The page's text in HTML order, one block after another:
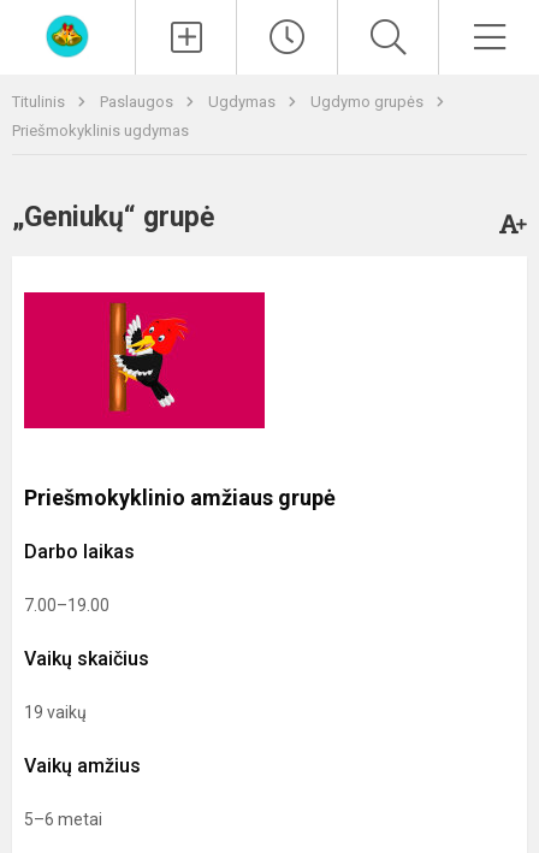
Titulinis Paslaugos Ugdymas
Ugdymo grupės
Priešmokyklinis ugdymas
„Geniukų“ grupė
Priešmokyklinio amžiaus grupė
Darbo laikas
7.00–19.00
Vaikų skaičius
19 vaikų
Vaikų amžius
5–6 metai